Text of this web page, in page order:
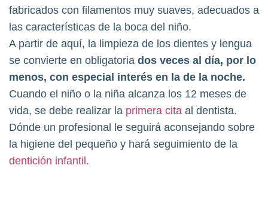
fabricados con filamentos muy suaves, adecuados a
las características de la boca del niño.
A partir de aquí, la limpieza de los dientes y lengua
se convierte en obligatoria dos veces al día, por lo
menos, con especial interés en la de la noche.
Cuando el niño o la niña alcanza los 12 meses de
vida, se debe realizar la primera cita al dentista.
Dónde un profesional le seguirá aconsejando sobre
la higiene del pequeño y hará seguimiento de la
dentición infantil.